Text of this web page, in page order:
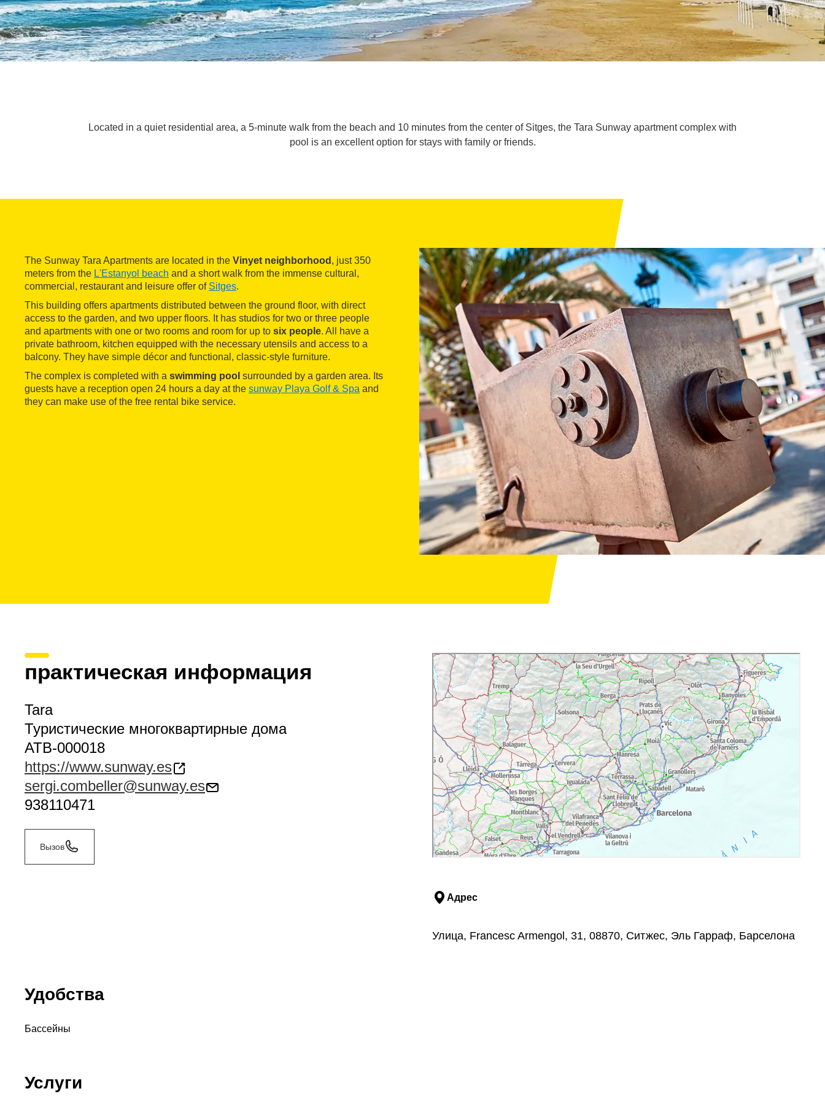
Located in a quiet residential area, a 5-minute walk from the beach and 10 minutes from the center of Sitges, the Tara Sunway apartment complex with
pool is an excellent option for stays with family or friends.
The Sunway Tara Apartments are located in the Vinyet neighborhood , just 350
meters from the L'Estanyol beach and a short walk from the immense cultural,
commercial, restaurant and leisure offer of Sitges.
This building offers apartments distributed between the ground floor, with direct
access to the garden, and two upper floors. It has studios for two or three people
and apartments with one or two rooms and room for up to six people. All have a
private bathroom, kitchen equipped with the necessary utensils and access to a
balcony. They have simple décor and functional, classic-style furniture.
The complex is completed with a swimming pool surrounded by a garden area. Its
guests have a reception open 24 hours a day at the sunway Playa Golf & Spa and
they can make use of the free rental bike service.
практическая информация
Tara
Туристические многоквартирные дома
ATB-000018
https://www.sunway.es
sergi.combeller@sunway.es
938110471
Вызов
Адрес
Улица, Francesc Armengol, 31, 08870, Ситжес, Эль Гарраф, Барселона
Удобства
Бассейны
Услуги